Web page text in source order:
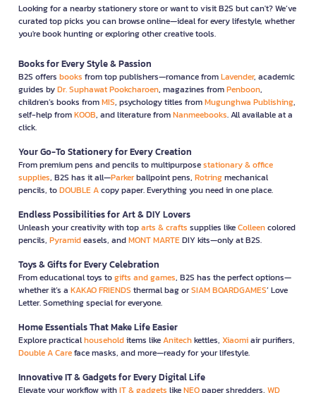
Looking for a nearby stationery store or want to visit B2S but can't? We’ve
curated top picks you can browse online—ideal for every lifestyle, whether
you're book hunting or exploring other creative tools.
Books for Every Style & Passion
B2S offers books from top publishers—romance fromLavender, academic
guides byDr. Suphawat Pookcharoen, magazines fromPenboon,
children’s books fromMIS, psychology titles fromMugunghwa Publishing,
self-help fromKOOB, and literature fromNanmeebooks. All available at a
click.
Your Go-To Stationery for Every Creation
From premium pens and pencils to multipurposestationary & office
supplies, B2S has it all—Parkerballpoint pens, Rotringmechanical
pencils, toDOUBLE Acopy paper. Everything you need in one place.
Endless Possibilities for Art & DIY Lovers
Unleash your creativity with toparts & crafts supplies likeColleencolored
pencils, Pyramideasels, andMONT MARTEDIY kits—only at B2S.
Toys & Gifts for Every Celebration
From educational toys togifts and games, B2S has the perfect options—
whether it’s a KAKAO FRIENDS thermal bag orSIAM BOARDGAMES’ Love
Letter. Something special for everyone.
Home Essentials That Make Life Easier
Explore practicalhouseholditems likeAnitechkettles, Xiaomiair purifiers,
Double A Careface masks, and more—ready for your lifestyle.
Innovative IT & Gadgets for Every Digital Life
Elevate your workflow withIT & gadgets likeNEOpaper shredders, WD